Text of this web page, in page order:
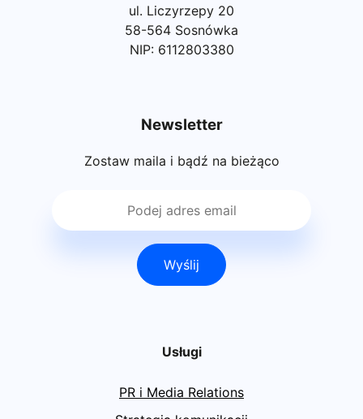
ul. Liczyrzepy 20
58-564 Sosnówka
NIP: 6112803380
Newsletter
Zostaw maila i bądź na bieżąco
Wyślij
Usługi
PR i Media Relations